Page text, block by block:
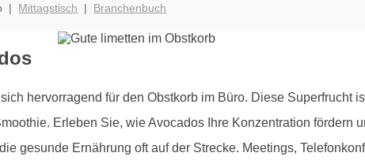
| Mittagstisch | Branchenbuch
hervorragend für den Obstkorb im Büro. Diese Superfrucht
Erleben Sie, wie Avocados Ihre Konzentration fördern
gesunde Ernährung oft auf der Strecke. Meetings,